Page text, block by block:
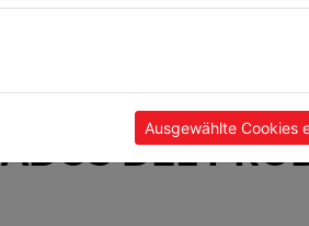
DEL
Ausgewählte Cookies